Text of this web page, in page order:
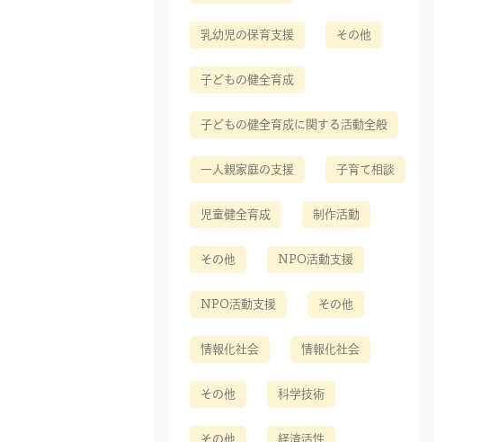
乳幼児の保育支援 その他
子どもの健全育成
子どもの健全育成に関する活動全般
一人親家庭の支援 子育て相談
児童健全育成 制作活動
その他 NPO活動支援
NPO活動支援 その他
情報化社会 情報化社会
その他 科学技術
その他 経済活性